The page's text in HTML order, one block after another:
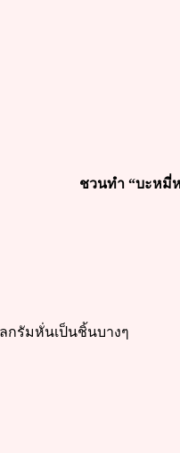
ชวนทำ “บะหมี่
กรัมหั่นเป็นชิ้นบางๆ